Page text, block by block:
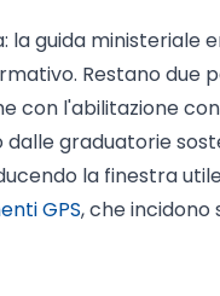
la guida ministeriale
Restano due
con l'abilitazione
graduatorie
la finestra
GPS, che